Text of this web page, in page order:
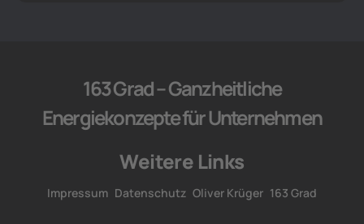
163 Grad – Ganzheitliche
Energiekonzepte für Unternehmen
Weitere Links
Impressum Datenschutz Oliver Krüger 163 Grad